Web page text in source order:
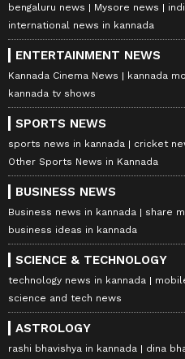
bengaluru news
Mysore news
international news in kannada
ENTERTAINMENT NEWS
Kannada Cinema News kannada
kannada tv shows
SPORTS NEWS
sports news in kannada
cricket
Other Sports News in Kannada
BUSINESS NEWS
Business news in kannada
share
business ideas in kannada
SCIENCE & TECHNOLOGY
technology news in kannada
science and tech news
ASTROLOGY
rashi bhavishya in kannada dina